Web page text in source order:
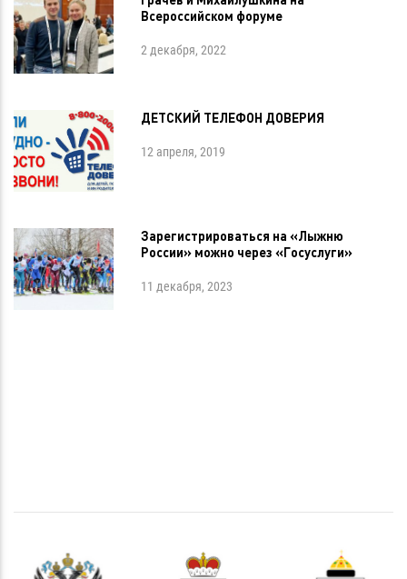
Всероссийском форуме
2 декабря, 2022
ДЕТСКИЙ ТЕЛЕФОН ДОВЕРИЯ
12 апреля, 2019
Зарегистрироваться на «Лыжню
России» можно через «Госуслуги»
11 декабря, 2023